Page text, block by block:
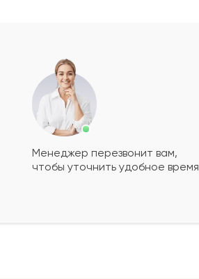
будет+?
Менеджер перезвонит вам,
чтобы уточнить удобное время